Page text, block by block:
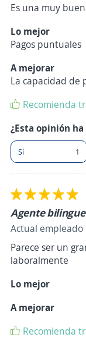
Es una muy
Lo mejor
Pagos puntuales
A mejorar
La capacidad
Recomienda
¿Esta opinión
Sí 1
Agente bilingue
Actual empleado
Parece ser un
laboralmente
Lo mejor
A mejorar
Recomienda